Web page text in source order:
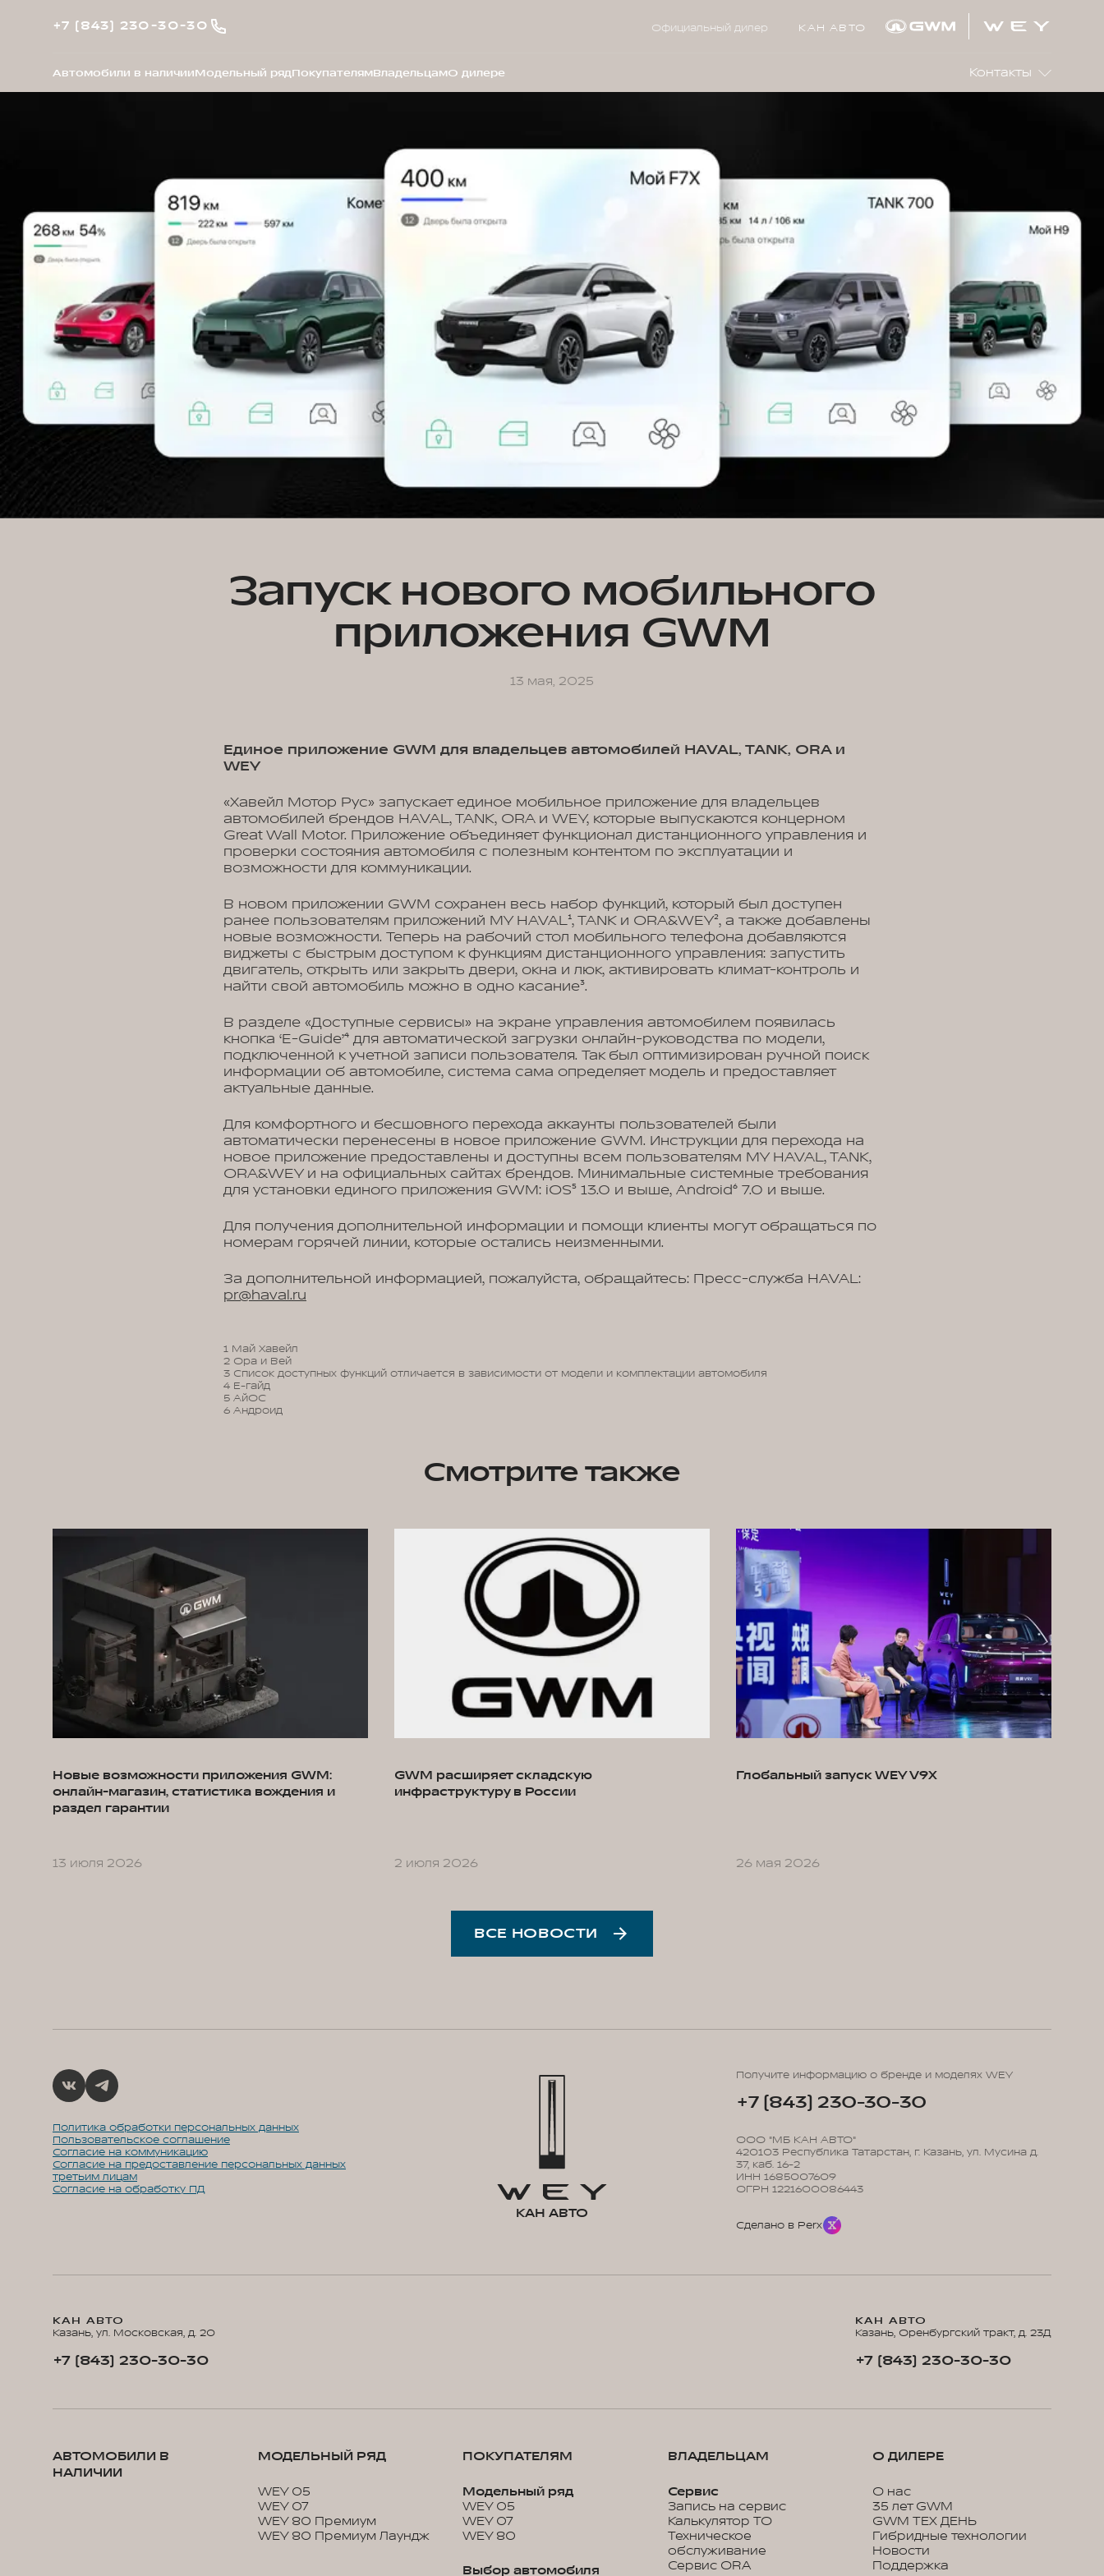
Официальный дилер КАН АВТО
Контакты
+7 (843) 230-30-30
Автомобили в наличииМодельный рядПокупателямВладельцамО дилере
Запуск нового мобильного
приложения GWM
13 мая, 2025
Единое приложение GWM для владельцев автомобилей HAVAL, TANK, ORA и
WEY
«Хавейл Мотор Рус» запускает единое мобильное приложение для владельцев
автомобилей брендов HAVAL, TANK, ORA и WEY, которые выпускаются концерном
Great Wall Motor. Приложение объединяет функционал дистанционного управления и
проверки состояния автомобиля с полезным контентом по эксплуатации и
возможности для коммуникации.
В новом приложении GWM сохранен весь набор функций, который был доступен
ранее пользователям приложений MY HAVAL¹, TANK и ORA&WEY², а также добавлены
новые возможности. Теперь на рабочий стол мобильного телефона добавляются
виджеты с быстрым доступом к функциям дистанционного управления: запустить
двигатель, открыть или закрыть двери, окна и люк, активировать климат-контроль и
найти свой автомобиль можно в одно касание³.
В разделе «Доступные сервисы» на экране управления автомобилем появилась
кнопка ‘E-Guide’⁴ для автоматической загрузки онлайн-руководства по модели,
подключенной к учетной записи пользователя. Так был оптимизирован ручной поиск
информации об автомобиле, система сама определяет модель и предоставляет
актуальные данные.
Для комфортного и бесшовного перехода аккаунты пользователей были
автоматически перенесены в новое приложение GWM. Инструкции для перехода на
новое приложение предоставлены и доступны всем пользователям MY HAVAL, TANK,
ORA&WEY и на официальных сайтах брендов. Минимальные системные требования
для установки единого приложения GWM: iOS⁵ 13.0 и выше, Android⁶ 7.0 и выше.
Для получения дополнительной информации и помощи клиенты могут обращаться по
номерам горячей линии, которые остались неизменными.
За дополнительной информацией, пожалуйста, обращайтесь: Пресс-служба HAVAL:
pr@haval.ru
1 Май Хавейл
2 Ора и Вей
3 Список доступных функций отличается в зависимости от модели и комплектации автомобиля
4 Е-гайд
5 АйОС
6 Андроид
Смотрите также
Новые возможности приложения GWM:
онлайн-магазин, статистика вождения и
раздел гарантии
13 июля 2026
GWM расширяет складскую
инфраструктуру в России
2 июля 2026
Глобальный запуск WEY V9X
26 мая 2026
ВСЕ НОВОСТИ
Политика обработки персональных данных
Пользовательское соглашение
Согласие на коммуникацию
Согласие на предоставление персональных данных
третьим лицам
Согласие на обработку ПД
КАН АВТО
Получите информацию о бренде и моделях WEY
+7 (843) 230-30-30
ООО "МБ КАН АВТО"
420103 Республика Татарстан, г. Казань, ул. Мусина д.
37, каб. 16-2
ИНН 1685007609
ОГРН 1221600086443
Сделано в Perx
КАН АВТО
Казань, ул. Московская, д. 20
+7 (843) 230-30-30
КАН АВТО
Казань, Оренбургский тракт, д. 23Д
+7 (843) 230-30-30
АВТОМОБИЛИ В
НАЛИЧИИ
МОДЕЛЬНЫЙ РЯД
WEY 05
WEY 07
WEY 80 Премиум
WEY 80 Премиум Лаундж
ПОКУПАТЕЛЯМ
Модельный ряд
WEY 05
WEY 07
WEY 80
Выбор автомобиля
ВЛАДЕЛЬЦАМ
Сервис
Запись на сервис
Калькулятор ТО
Техническое
обслуживание
Сервис ORA
О ДИЛЕРЕ
О нас
35 лет GWM
GWM ТЕХ ДЕНЬ
Гибридные технологии
Новости
Поддержка